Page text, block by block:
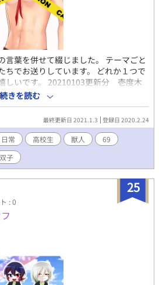
言葉を併せて綴じました。 テーマごと
ちでお送りしています。 どれか１つで
しいです。 20210103更新分 壱度木
ノ☆さんとコラボさせていただいて
チー☆ドッキリーノ☆さん及びコラボ
スペースに記載してます♡
続きを読む
最終更新日 2021.1.3 登録日 2020.2.24
日常 高校生 獣人
69
双子
25
: 0